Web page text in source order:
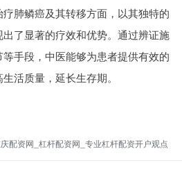
肺鳞癌及其转移方面，以其独特的
了显著的疗效和优势。通过辨证施
手段，中医能够为患者提供有效的
活质量，延长生存期。
配资网_杠杆配资网_专业杠杆配资开户观点